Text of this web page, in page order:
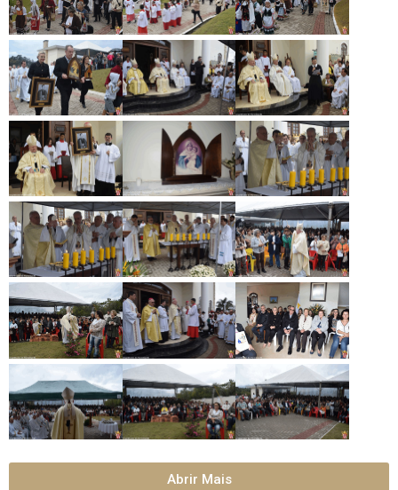
Abrir Mais